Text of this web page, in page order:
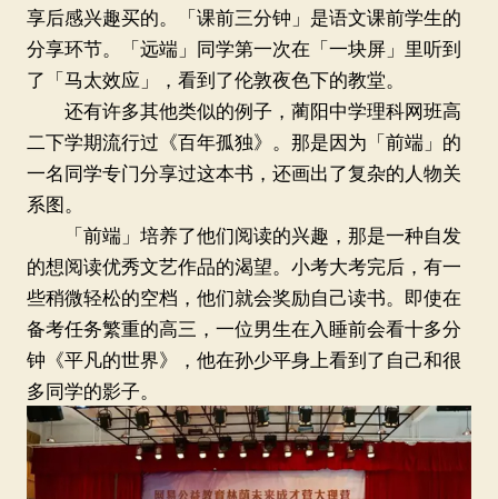
享后感兴趣买的。「课前三分钟」是语文课前学生的
分享环节。「远端」同学第一次在「一块屏」里听到
了「马太效应」，看到了伦敦夜色下的教堂。
还有许多其他类似的例子，蔺阳中学理科网班高
二下学期流行过《百年孤独》。那是因为「前端」的
一名同学专门分享过这本书，还画出了复杂的人物关
系图。
「前端」培养了他们阅读的兴趣，那是一种自发
的想阅读优秀文艺作品的渴望。小考大考完后，有一
些稍微轻松的空档，他们就会奖励自己读书。即使在
备考任务繁重的高三，一位男生在入睡前会看十多分
钟《平凡的世界》，他在孙少平身上看到了自己和很
多同学的影子。